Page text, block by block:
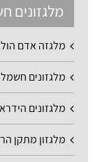
מלגזונים
מלגזה אדם
מלגזונים
מלגזונים
מלגזון מתקן